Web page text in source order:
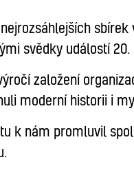
svědky událostí
založení
moderní historii i
k nám promluvil